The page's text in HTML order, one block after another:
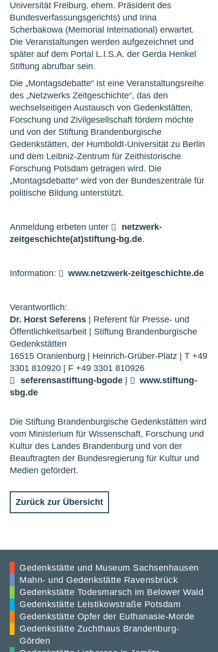
Universität Freiburg, ehem. Präsident des
Bundesverfassungsgerichts) und Irina
Scherbakowa (Memorial International) erwartet.
Die Veranstaltungen werden aufgezeichnet und
später auf dem Portal L.I.S.A. der Gerda Henkel
Stiftung abrufbar sein.
Die „Montagsdebatte“ ist eine Veranstaltungsreihe
des „Netzwerks Zeitgeschichte“, das den
wechselseitigen Austausch von Gedenkstätten,
Forschung und Zivilgesellschaft fördern möchte
und von der Stiftung Brandenburgische
Gedenkstätten, der Humboldt-Universität zu Berlin
und dem Leibniz-Zentrum für Zeithistorische
Forschung Potsdam getragen wird. Die
„Montagsdebatte“ wird von der Bundeszentrale für
politische Bildung unterstützt.
Anmeldung erbeten unter
netzwerk-
zeitgeschichte(at)stiftung-bg.de.
Information: www.netzwerk-zeitgeschichte.de
Verantwortlich:
Dr. Horst Seferens | Referent für Presse- und
Öffentlichkeitsarbeit | Stiftung Brandenburgische
Gedenkstätten
16515 Oranienburg | Heinrich-Grüber-Platz | T +49
3301 810920 | F +49 3301 810926
seferensastiftung-bgode
www.stiftung-
sbg.de
Die Stiftung Brandenburgische Gedenkstätten wird
vom Ministerium für Wissenschaft, Forschung und
Kultur des Landes Brandenburg und von der
Beauftragten der Bundesregierung für Kultur und
Medien gefördert.
Zurück zur Übersicht
Gedenkstätte und Museum Sachsenhausen
Mahn- und Gedenkstätte Ravensbrück
Gedenkstätte Todesmarsch im Belower Wald
Gedenkstätte Leistikowstraße Potsdam
Gedenkstätte Opfer der Euthanasie-Morde
Gedenkstätte Zuchthaus Brandenburg-
Görden